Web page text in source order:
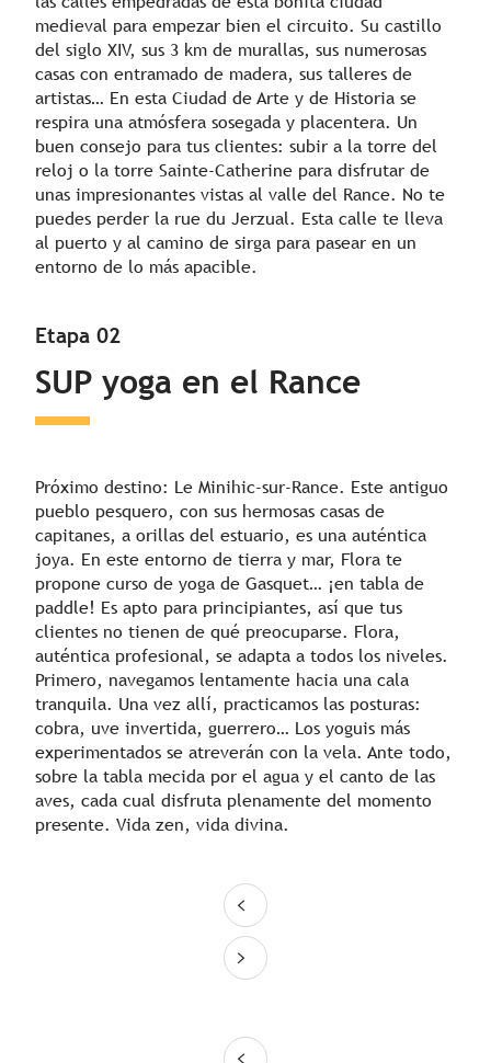
medieval para empezar bien el circuito. Su castillo
del siglo XIV, sus 3 km de murallas, sus numerosas
casas con entramado de madera, sus talleres de
artistas… En esta Ciudad de Arte y de Historia se
respira una atmósfera sosegada y placentera. Un
buen consejo para tus clientes: subir a la torre del
reloj o la torre Sainte-Catherine para disfrutar de
unas impresionantes vistas al valle del Rance. No te
puedes perder la rue du Jerzual. Esta calle te lleva
al puerto y al camino de sirga para pasear en un
entorno de lo más apacible.
Etapa 02
SUP yoga en el Rance
Próximo destino: Le Minihic-sur-Rance. Este antiguo
pueblo pesquero, con sus hermosas casas de
capitanes, a orillas del estuario, es una auténtica
joya. En este entorno de tierra y mar, Flora te
propone curso de yoga de Gasquet… ¡en tabla de
paddle! Es apto para principiantes, así que tus
clientes no tienen de qué preocuparse. Flora,
auténtica profesional, se adapta a todos los niveles.
Primero, navegamos lentamente hacia una cala
tranquila. Una vez allí, practicamos las posturas:
cobra, uve invertida, guerrero… Los yoguis más
experimentados se atreverán con la vela. Ante todo,
sobre la tabla mecida por el agua y el canto de las
aves, cada cual disfruta plenamente del momento
presente. Vida zen, vida divina.